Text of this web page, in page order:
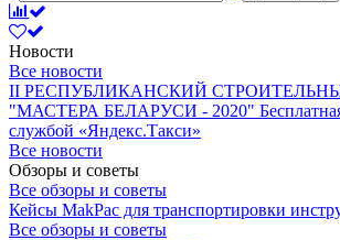
Новости
Все новости
II РЕСПУБЛИКАНСКИЙ
"МАСТЕРА БЕЛАРУСИ - 2020"
службой «Яндекс.Такси»
Все новости
Обзоры и советы
Все обзоры и советы
Кейсы MakPac для транспортировки
Все обзоры и советы